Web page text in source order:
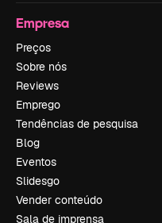
Empresa
Preços
Sobre nós
Reviews
Emprego
Tendências de pesquisa
Blog
Eventos
Slidesgo
Vender conteúdo
Sala de imprensa